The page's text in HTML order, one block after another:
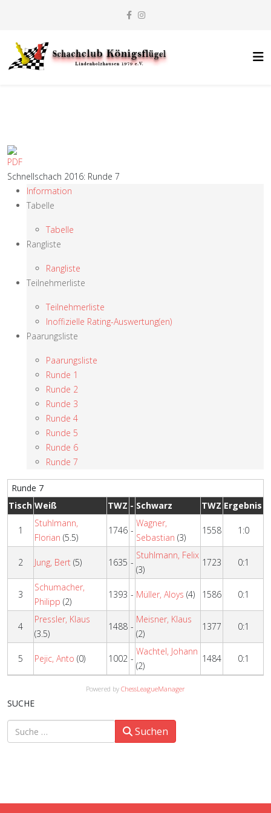
Schnellschach 2016: Runde 7
Information
Tabelle
Tabelle
Rangliste
Rangliste
Teilnehmerliste
Teilnehmerliste
Inoffizielle Rating-Auswertung(en)
Paarungsliste
Paarungsliste
Runde 1
Runde 2
Runde 3
Runde 4
Runde 5
Runde 6
Runde 7
Runde 7
Tisch Weiß TWZ - Schwarz TWZ Ergebnis
1
Stuhlmann,
Florian (5.5)
1746 -
Wagner,
Sebastian (3)
1558 1:0
2 Jung, Bert (5) 1635 -
Stuhlmann, Felix
(3)
1723 0:1
3
Schumacher,
Philipp (2)
1393 - Müller, Aloys (4) 1586 0:1
4
Pressler, Klaus
(3.5)
1488 -
Meisner, Klaus
(2)
1377 0:1
5 Pejic, Anto (0) 1002 -
Wachtel, Johann
(2)
1484 0:1
Powered by ChessLeagueManager
SUCHE
Suchen
Suchen